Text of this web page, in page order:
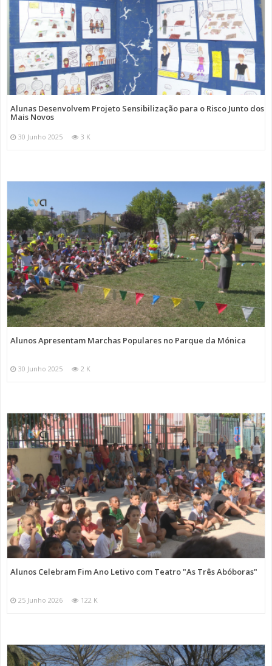
Alunas Desenvolvem Projeto Sensibilização para o Risco Junto dos
Mais Novos
30 Junho 2025 3 K
Alunos Apresentam Marchas Populares no Parque da Mónica
30 Junho 2025 2 K
Alunos Celebram Fim Ano Letivo com Teatro "As Três Abóboras"
25 Junho 2026 122 K